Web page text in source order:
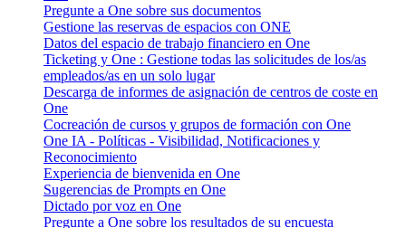
Pregunte a One sobre sus documentos
Gestione las reservas de espacios con ONE
Datos del espacio de trabajo financiero en One
Ticketing y One : Gestione todas las solicitudes de los/as
empleados/as en un solo lugar
Descarga de informes de asignación de centros de coste en
One
Cocreación de cursos y grupos de formación con One
One IA - Políticas - Visibilidad, Notificaciones y
Reconocimiento
Experiencia de bienvenida en One
Sugerencias de Prompts en One
Dictado por voz en One
Pregunte a One sobre los resultados de su encuesta